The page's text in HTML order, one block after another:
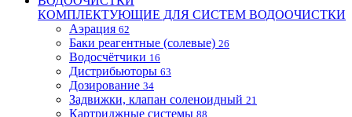
КОМПЛЕКТУЮЩИЕ ДЛЯ СИСТЕМ ВОДООЧИСТКИ
Аэрация 62
Баки реагентные (солевые) 26
Водосчётчики 16
Дистрибьюторы 63
Дозирование 34
Задвижки, клапан соленоидный 21
Картриджные системы 88